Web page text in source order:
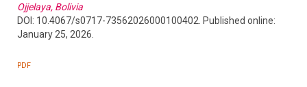
Ojjelaya, Bolivia
DOI: 10.4067/s0717-73562026000100402. Published online:
January 25, 2026.
PDF